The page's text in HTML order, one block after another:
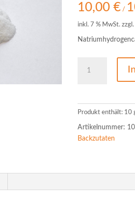
10,00€ /
inkl. 7 % MwSt.
Menge
Produkt enthält: 10
Artikelnummer:
Backzutaten